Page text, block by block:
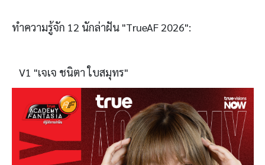
ทำความรู้จัก 12 นักล่าฝัน "TrueAF 2026":
V1 "เจเจ ชนิตา ใบสมุทร"